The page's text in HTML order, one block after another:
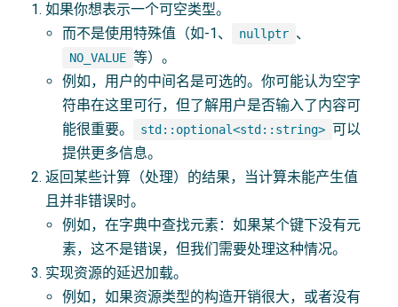
如果你想表示一个可空类型。
而不是使用特殊值（如-1、
nullptr 、
NO_VALUE 等）。
例如，用户的中间名是可选的。你可能认为空字
符串在这里可行，但了解用户是否输入了内容可
能很重要。
std::optional<std::string> 可以
提供更多信息。
返回某些计算（处理）的结果，当计算未能产生值
且并非错误时。
例如，在字典中查找元素：如果某个键下没有元
素，这不是错误，但我们需要处理这种情况。
实现资源的延迟加载。
例如，如果资源类型的构造开销很大，或者没有